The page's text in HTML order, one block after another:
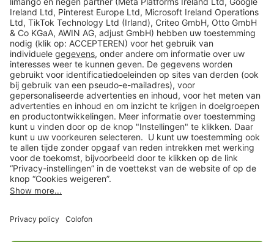
Veilig winkelen
Klantenservice
Shop
Acties